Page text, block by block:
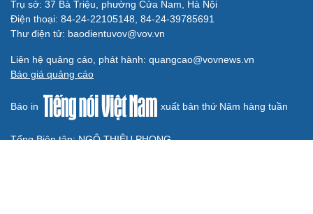
tù giam khủng bố
Thái Lan cảnh báo phụ huynh, học sinh về ma túy LSD